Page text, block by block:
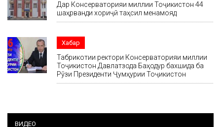
Дар Консерваторияи миллии Тоҷикистон 44
шаҳрванди хориҷӣ таҳсил менамояд
Хабар
Табрикотии ректори Консерваторияи миллии
Тоҷикистон Давлатзода Баҳодур бахшида ба
Рӯзи Президенти Ҷумҳурии Тоҷикистон
ВИДЕО